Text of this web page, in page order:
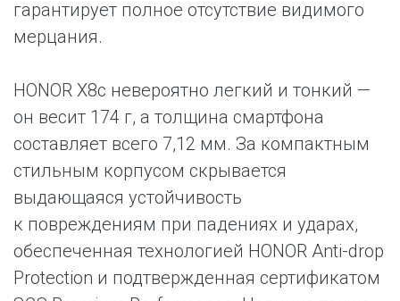
гарантирует полное отсутствие видимого
мерцания.
HONOR X8c невероятно легкий и тонкий —
он весит 174 г, а толщина смартфона
составляет всего 7,12 мм. За компактным
стильным корпусом скрывается
выдающаяся устойчивость
к повреждениям при падениях и ударах,
обеспеченная технологией HONOR Anti-drop
Protection и подтвержденная сертификатом